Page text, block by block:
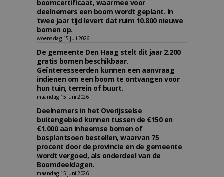
boomcertificaat, waarmee voor
deelnemers een boom wordt geplant. In
twee jaar tijd levert dat ruim 10.800 nieuwe
bomen op.
woensdag 15 juli 2026
De gemeente Den Haag stelt dit jaar 2.200
gratis bomen beschikbaar.
Geïnteresseerden kunnen een aanvraag
indienen om een boom te ontvangen voor
hun tuin, terrein of buurt.
maandag 15 juni 2026
Deelnemers in het Overijsselse
buitengebied kunnen tussen de €150 en
€1.000 aan inheemse bomen of
bosplantsoen bestellen, waarvan 75
procent door de provincie en de gemeente
wordt vergoed, als onderdeel van de
Boomdeeldagen.
maandag 15 juni 2026